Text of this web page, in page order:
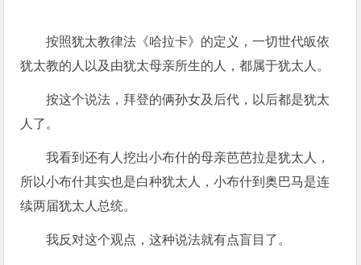
按照犹太教律法《哈拉卡》的定义，一切世代皈依
犹太教的人以及由犹太母亲所生的人，都属于犹太人。
按这个说法，拜登的俩孙女及后代，以后都是犹太
人了。
我看到还有人挖出小布什的母亲芭芭拉是犹太人，
所以小布什其实也是白种犹太人，小布什到奥巴马是连
续两届犹太人总统。
我反对这个观点，这种说法就有点盲目了。